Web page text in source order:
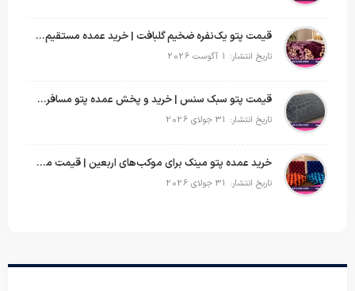
قیمت پتو یک‌نفره ضخیم گلبافت | خرید عمده مستقیم با بهترین قیمت
تاریخ انتشار: 1 آگوست 2026
قیمت پتو سبک سنس | خرید و پخش عمده پتو مسافرتی Sense
تاریخ انتشار: 31 جولای 2026
خرید عمده پتو مینک برای موکب‌های اربعین | قیمت مناسب و ارسال سریع
تاریخ انتشار: 31 جولای 2026